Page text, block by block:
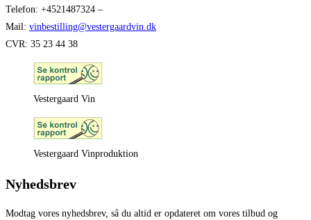
Telefon: +4521487324 –
Mail: vinbestilling@vestergaardvin.dk
CVR: 35 23 44 38
Vestergaard Vin
Vestergaard Vinproduktion
Nyhedsbrev
Modtag vores nyhedsbrev, så du altid er opdateret om vores tilbud og